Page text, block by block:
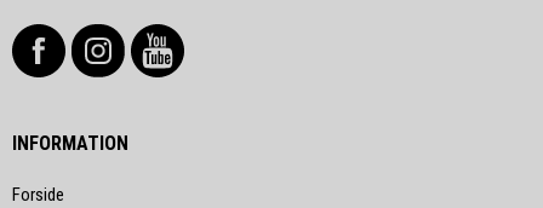
INFORMATION
Forside